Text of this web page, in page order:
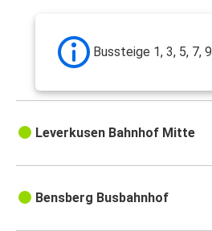
Bussteige 1, 3, 5, 7, 9
Leverkusen Bahnhof Mitte
Bensberg Busbahnhof